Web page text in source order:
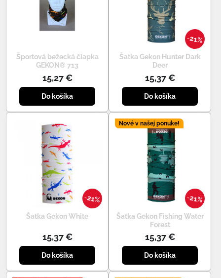
Športová bežecká čiapka
GEKON® 713
15,27 €
Do košíka
21%
Šatka Gekon Hunter Dark
Deer
15,37 €
Do košíka
21%
Šatka Gekon White
15,37 €
Do košíka
21%
Nové v našej ponuke!
Šatka Gekon Fishing Water
Forest
15,37 €
Do košíka